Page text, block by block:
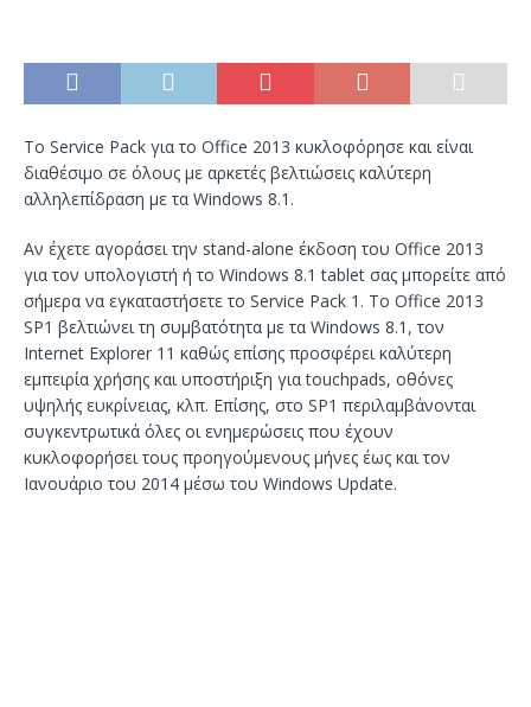
Το Service Pack για το Office 2013 κυκλοφόρησε και είναι
διαθέσιμο σε όλους με αρκετές βελτιώσεις καλύτερη
αλληλεπίδραση με τα Windows 8.1.
Αν έχετε αγοράσει την stand-alone έκδοση του Office 2013
για τον υπολογιστή ή το Windows 8.1 tablet σας μπορείτε από
σήμερα να εγκαταστήσετε το Service Pack 1. Το Office 2013
SP1 βελτιώνει τη συμβατότητα με τα Windows 8.1, τον
Internet Explorer 11 καθώς επίσης προσφέρει καλύτερη
εμπειρία χρήσης και υποστήριξη για touchpads, οθόνες
υψηλής ευκρίνειας, κλπ. Επίσης, στο SP1 περιλαμβάνονται
συγκεντρωτικά όλες οι ενημερώσεις που έχουν
κυκλοφορήσει τους προηγούμενους μήνες έως και τον
Ιανουάριο του 2014 μέσω του Windows Update.